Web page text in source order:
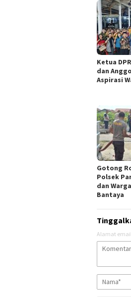
‎Ketua
dan
Aspirasi
Gotong
Polsek
dan
Bantaya
Alamat